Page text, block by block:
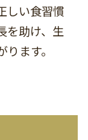
しい食習慣
を助け、生
ます。